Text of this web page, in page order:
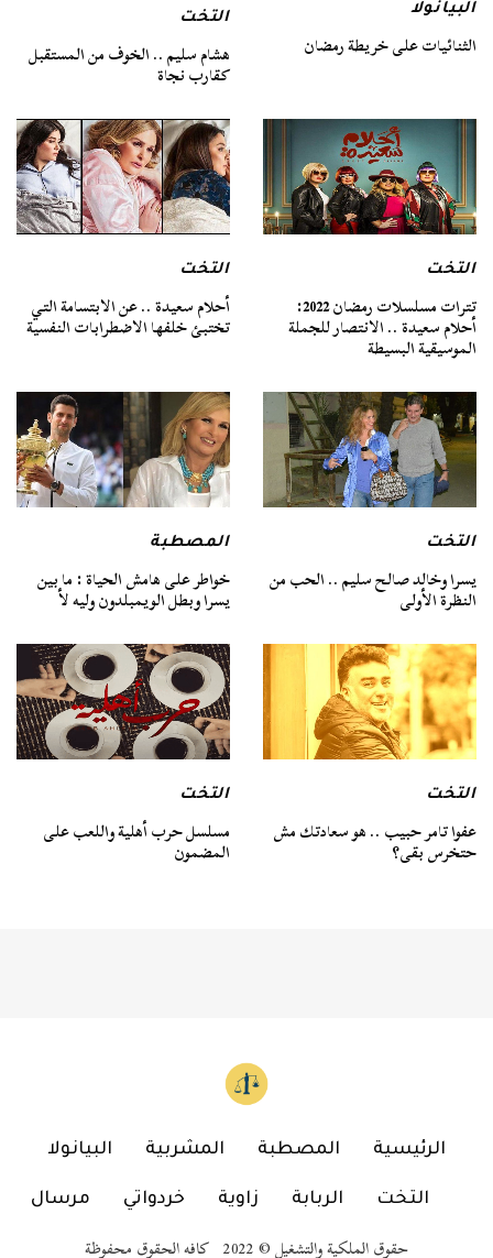
البيانولا
الثنائيات على خريطة رمضان
التخت
هشام سليم .. الخوف من المستقبل
كقارب نجاة
التخت
تترات مسلسلات رمضان 2022:
أحلام سعيدة .. الانتصار للجملة
الموسيقية البسيطة
التخت
أحلام سعيدة .. عن الابتسامة التي
تختبئ خلفها الاضطرابات النفسية
التخت
يسرا وخالد صالح سليم .. الحب من
النظرة الأولى
المصطبة
خواطر على هامش الحياة : ما بين
يسرا وبطل الويمبلدون وليه لأ
التخت
عفوا تامر حبيب .. هو سعادتك مش
حتخرس بقى؟
التخت
مسلسل حرب أهلية واللعب على
المضمون
الرئيسية المصطبة المشربية البيانولا
التخت الربابة زاوية خردواتي مرسال
حقوق الملكية والتشغيل © 2022 كافه الحقوق محفوظة